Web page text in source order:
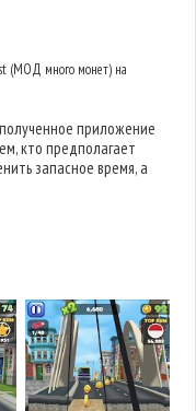
(МОД много монет) на
приложение
кто предполагает
запасное время, а